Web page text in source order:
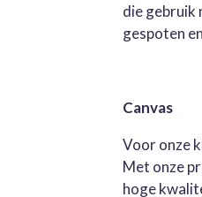
die gebruik
gespoten
Canvas
Voor onze
Met onze
hoge